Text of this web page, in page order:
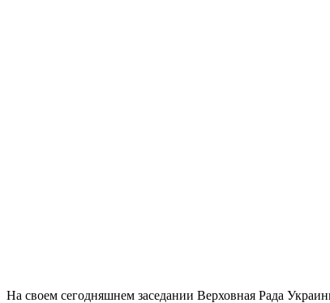
На своем сегодняшнем заседании Верховная Рада